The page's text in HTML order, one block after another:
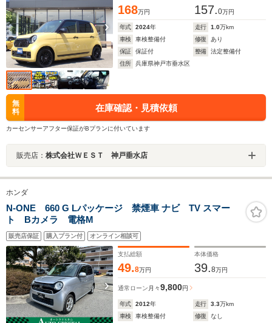
168万円 157.0万円
年式 2024年 走行 1.0万km
車検
車検整備付 修復
あり
保証
保証付 整備
法定整備付
住所
兵庫県神戸市垂水区
無
料
在庫確認・見積依頼
カーセンサーアフター保証がBプランに付いています
販売店： 株式会社ＷＥＳＴ 神戸垂水店
ホンダ
N-ONE 660 G Lパッケージ 禁煙車 ナビ TV スマー
ト Bカメラ 電格M
販売店保証 購入プラン付 オンライン相談可
支払総額
49.8万円
本体価格
39.8万円
通常ローン 月々9,800円
年式 2012年 走行 3.3万km
車検
車検整備付 修復
なし